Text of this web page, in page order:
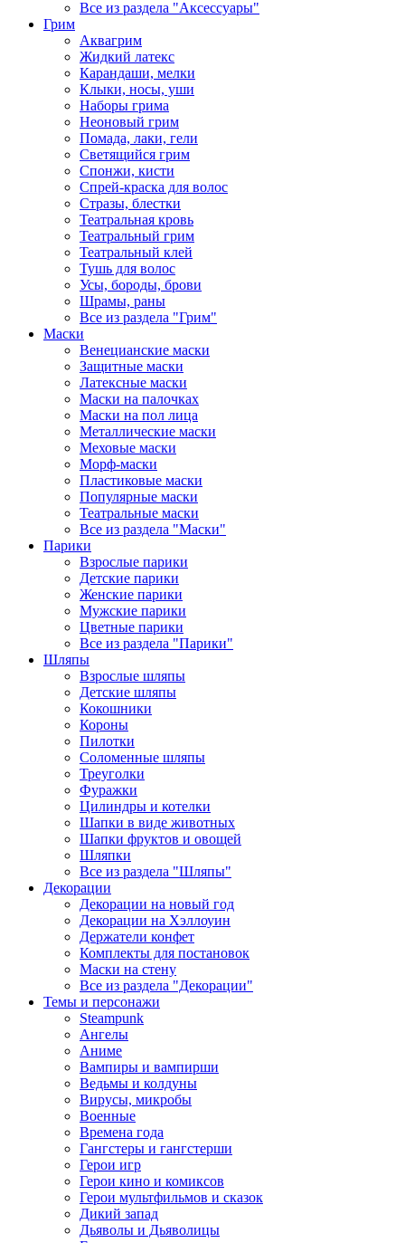
Все из раздела "Аксессуары"
Грим
Аквагрим
Жидкий латекс
Карандаши, мелки
Клыки, носы, уши
Наборы грима
Неоновый грим
Помада, лаки, гели
Светящийся грим
Спонжи, кисти
Спрей-краска для волос
Стразы, блестки
Театральная кровь
Театральный грим
Театральный клей
Тушь для волос
Усы, бороды, брови
Шрамы, раны
Все из раздела "Грим"
Маски
Венецианские маски
Защитные маски
Латексные маски
Маски на палочках
Маски на пол лица
Металлические маски
Меховые маски
Морф-маски
Пластиковые маски
Популярные маски
Театральные маски
Все из раздела "Маски"
Парики
Взрослые парики
Детские парики
Женские парики
Мужские парики
Цветные парики
Все из раздела "Парики"
Шляпы
Взрослые шляпы
Детские шляпы
Кокошники
Короны
Пилотки
Соломенные шляпы
Треуголки
Фуражки
Цилиндры и котелки
Шапки в виде животных
Шапки фруктов и овощей
Шляпки
Все из раздела "Шляпы"
Декорации
Декорации на новый год
Декорации на Хэллоуин
Держатели конфет
Комплекты для постановок
Маски на стену
Все из раздела "Декорации"
Темы и персонажи
Steampunk
Ангелы
Аниме
Вампиры и вампирши
Ведьмы и колдуны
Вирусы, микробы
Военные
Времена года
Гангстеры и гангстерши
Герои игр
Герои кино и комиксов
Герои мультфильмов и сказок
Дикий запад
Дьяволы и Дьяволицы